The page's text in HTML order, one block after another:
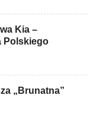
Kia –
Polskiego
„Brunatna”